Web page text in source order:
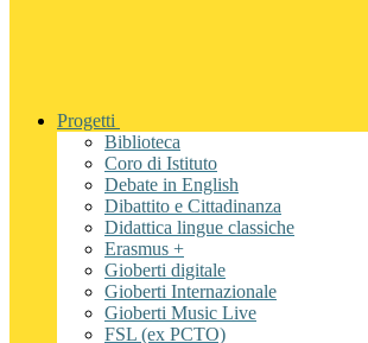
Progetti
Biblioteca
Coro di Istituto
Debate in English
Dibattito e Cittadinanza
Didattica lingue classiche
Erasmus +
Gioberti digitale
Gioberti Internazionale
Gioberti Music Live
FSL (ex PCTO)